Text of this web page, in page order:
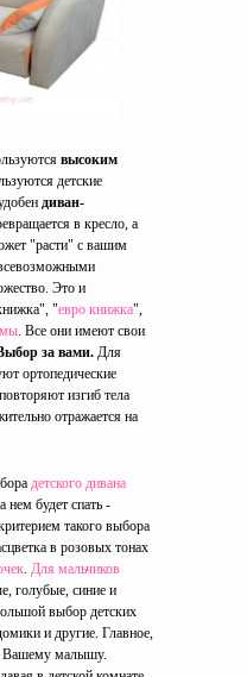
высоким
детские
диван-
в кресло, а
"расти" с вашим
Это и
"евро книжка",
. Все они имеют свои
за вами. Для
ортопедические
изгиб тела
отражается на
детского дивана
нем будет спать -
такого выбора
в розовых тонах
. Для мальчиков
голубые, синие и
выбор детских
и другие. Главное,
Вашему малышу.